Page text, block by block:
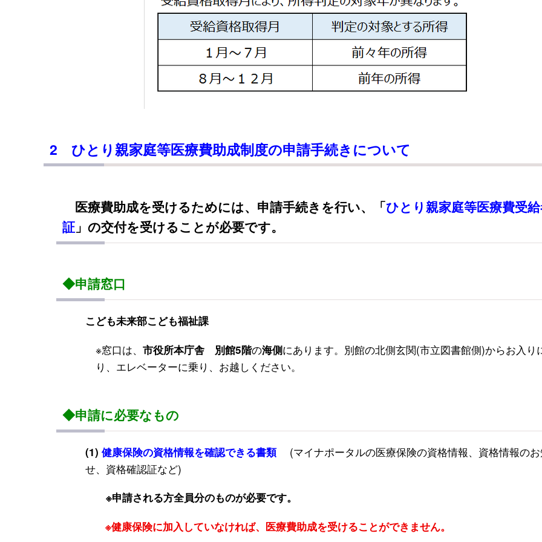
2 ひとり親家庭等医療費助成制度の申請手続きについて
医療費助成を受けるためには、申請手続きを行い、「ひとり親家庭等医療費受
証」の交付を受けることが必要です。
◆申請窓口
こども未来部こども福祉課
※窓口は、市役所本庁舎 別館5階の海側にあります。別館の北側玄関(市立図書館側)からお入り
り、エレベーターに乗り、お越しください。
◆申請に必要なもの
(1)健康保険の資格情報を確認できる書類(マイナポータルの医療保険の資格情報、資格情報の
せ、資格確認証など)
※申請される方全員分のものが必要です。
※健康保険に加入していなければ、医療費助成を受けることができません。